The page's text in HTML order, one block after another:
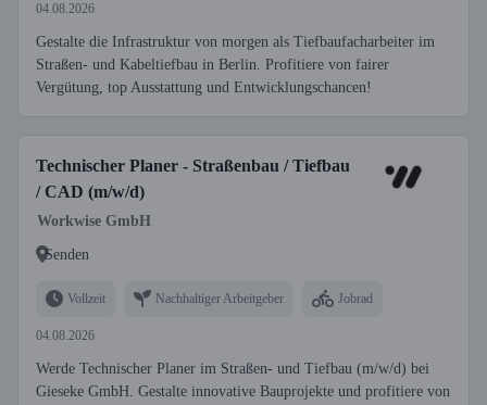
04.08.2026
Gestalte die Infrastruktur von morgen als Tiefbaufacharbeiter im
Straßen- und Kabeltiefbau in Berlin. Profitiere von fairer
Vergütung, top Ausstattung und Entwicklungschancen!
Technischer Planer - Straßenbau / Tiefbau
/ CAD (m/w/d)
Workwise GmbH
Senden
Vollzeit Nachhaltiger Arbeitgeber Jobrad
04.08.2026
Werde Technischer Planer im Straßen- und Tiefbau (m/w/d) bei
Gieseke GmbH. Gestalte innovative Bauprojekte und profitiere von